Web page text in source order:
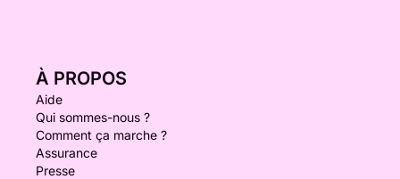
À PROPOS
Aide
Qui sommes-nous ?
Comment ça marche ?
Assurance
Presse